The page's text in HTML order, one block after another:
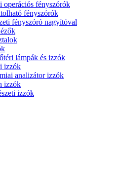
operációs fényszórók
fényszórók
fényszóró nagyítóval
lámpák és izzók
izzók
analizátor izzók
izzók
izzók